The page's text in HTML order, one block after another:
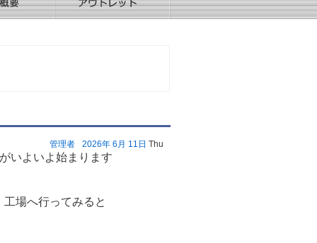
2026年 6月 11日 Thu
管理者
いよいよ始まります
場へ行ってみると